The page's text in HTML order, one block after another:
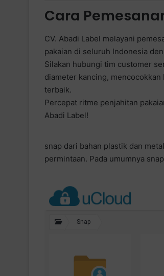
Cara
CV. Abadi Label melayani
pakaian di seluruh Indonesia
Silakan hubungi tim customer
diameter kancing,
terbaik.
Percepat ritme penjahitan
Abadi Label!
snap dari bahan plastik dan
permintaan. Pada umumnya